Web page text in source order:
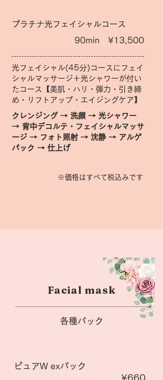
プラチナ光フェイシャルコース
90min ¥13,500
光フェイシャル(45分)コースにフェイ
シャルマッサージ＋光シャワーが付い
たコース【美肌・ハリ・弾力・引き締
め・リフトアップ・エイジングケア】
クレンジング → 洗顔 → 光シャワー
→ 背中デコルテ・フェイシャルマッサ
ージ → フォト照射 → 沈静 → アルゲ
パック → 仕上げ
※価格はすべて税込みです
Facial mask
各種パック
ピュアW exパック
¥660